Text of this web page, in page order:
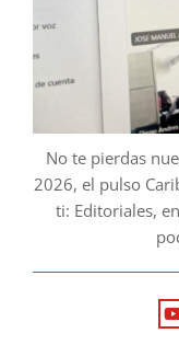
No te pierdas
2026, el pulso
ti: Editoriales,